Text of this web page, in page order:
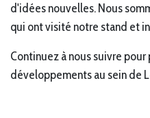
d'idées nouvelles. Nous
qui ont visité notre stand et
Continuez à nous suivre
développements au sein de